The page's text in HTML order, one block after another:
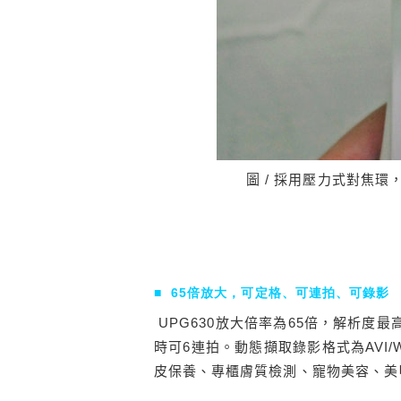
圖 / 採用壓力式對焦環
■ 65倍放大，可定格、可連拍、可錄影
UPG630放大倍率為65倍，解析度最
時可6連拍。動態擷取錄影格式為
皮保養、專櫃膚質檢測、寵物美容、